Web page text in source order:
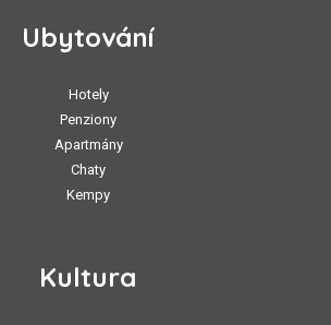
Ubytování
Hotely
Penziony
Apartmány
Chaty
Kempy
Kultura